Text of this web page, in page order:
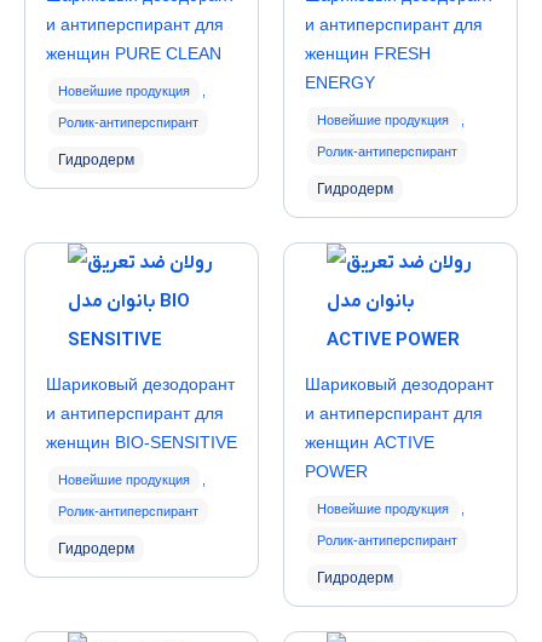
и антиперспирант для
женщин PURE CLEAN
Новейшие продукция
Ролик-антиперспирант
Гидродерм
и антиперспирант для
женщин FRESH
ENERGY
Новейшие продукция
Ролик-антиперспирант
Гидродерм
Шариковый дезодорант
и антиперспирант для
женщин BIO-SENSITIVE
Новейшие продукция
Ролик-антиперспирант
Гидродерм
Шариковый дезодорант
и антиперспирант для
женщин ACTIVE
POWER
Новейшие продукция
Ролик-антиперспирант
Гидродерм